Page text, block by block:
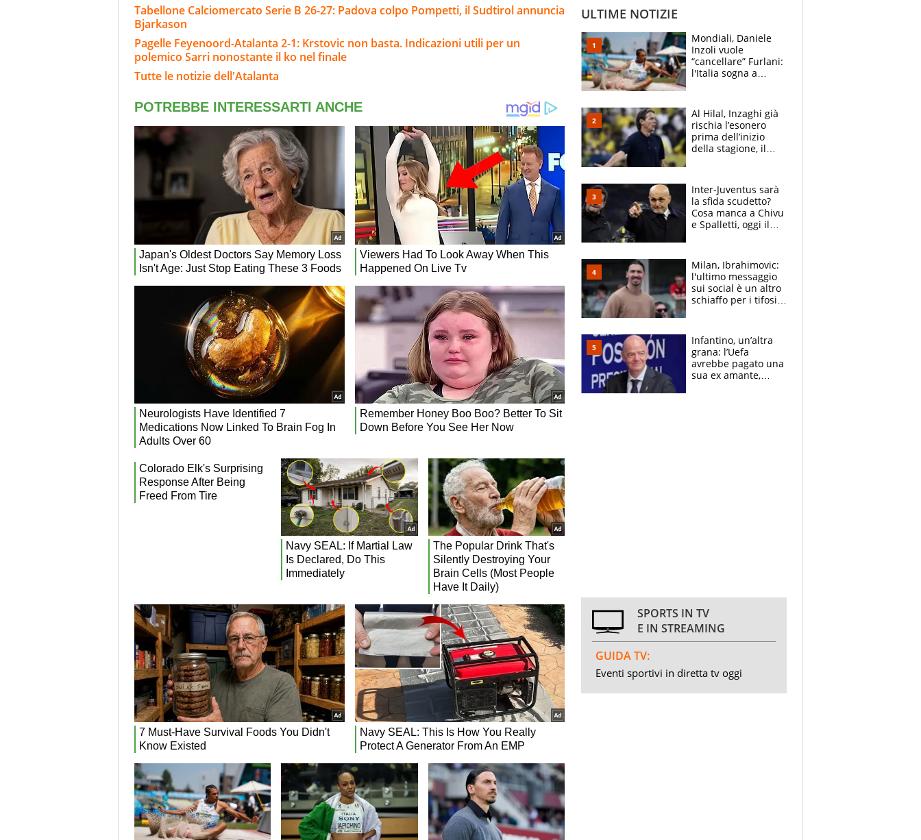
Tabellone Calciomercato Serie B 26-27: Padova colpo Pompetti, il Sudtirol annuncia
Bjarkason
Pagelle Feyenoord-Atalanta 2-1: Krstovic non basta. Indicazioni utili per un
polemico Sarri nonostante il ko nel finale
Tutte le notizie dell'Atalanta
ULTIME NOTIZIE
Mondiali, Daniele
Inzoli vuole
“cancellare” Furlani:
l'Italia sogna a
finale
Al Hilal, Inzaghi già
rischia l’esonero
prima dell’inizio
della stagione, il
Inter-Juventus sarà
la sfida scudetto?
Cosa manca a Chivu
e Spalletti, oggi il
Milan, Ibrahimovic:
l'ultimo messaggio
sui social è un altro
schiaffo per i tifosi
Infantino, un’altra
grana: l’Uefa
avrebbe pagato una
sua ex amante,
SPORTS IN TV
E IN STREAMING
GUIDA TV:
Eventi sportivi in diretta tv oggi